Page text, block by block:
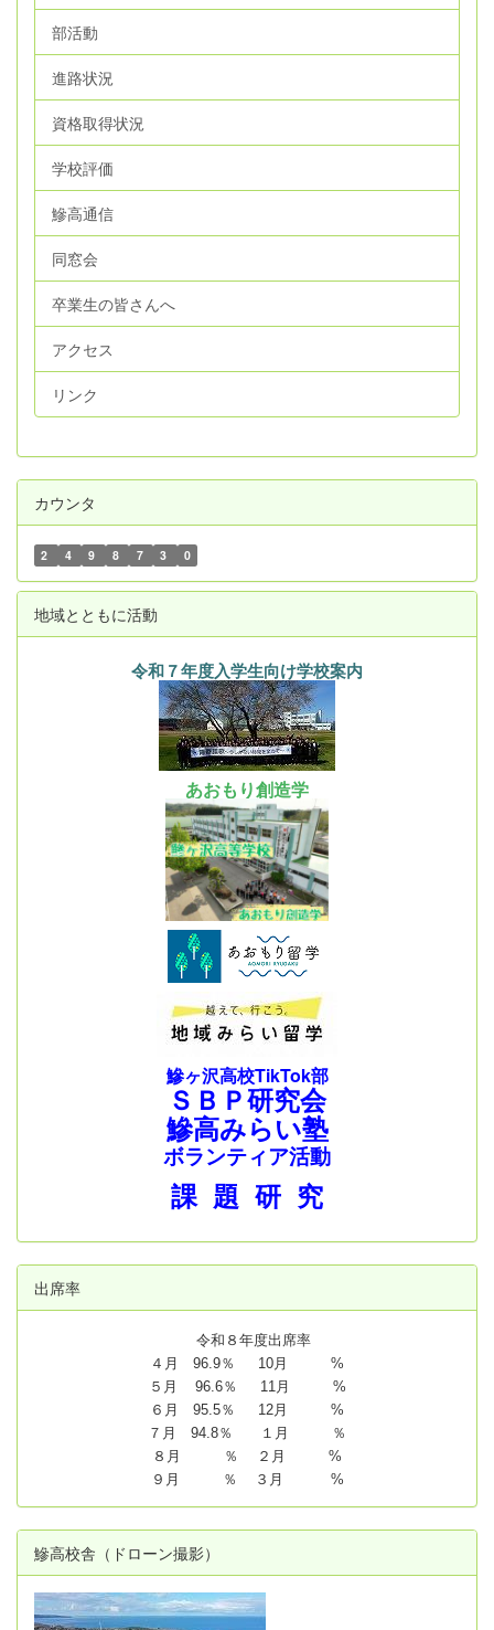
部活動
進路状況
資格取得状況
学校評価
鰺高通信
同窓会
卒業生の皆さんへ
アクセス
リンク
カウンタ
2 4 9 8 7 3 0
地域とともに活動
令和７年度入学生向け学校案内
あおもり創造学
鰺ヶ沢高校TikTok部
ＳＢＰ研究会
鰺高みらい塾
ボランティア活動
課 題 研 究
出席率
令和８年度出席率
４月 96.9％ 10月 %
５月 96.6％ 11月 %
６月 95.5％ 12月 %
７月 94.8％ １月 ％
８月 ％ ２月 %
９月 ％ ３月 %
鰺高校舎（ドローン撮影）